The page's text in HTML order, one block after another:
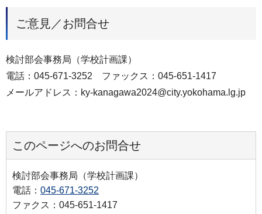
ご意見／お問合せ
検討部会事務局（学校計画課）
電話：045-671-3252 ファックス：045-651-1417
メールアドレス：ky-kanagawa2024@city.yokohama.lg.jp
このページへのお問合せ
検討部会事務局（学校計画課）
電話： 045-671-3252
ファクス：045-651-1417